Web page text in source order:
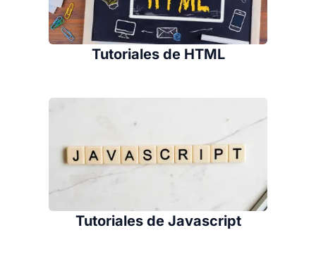
Tutoriales de HTML
Tutoriales de Javascript